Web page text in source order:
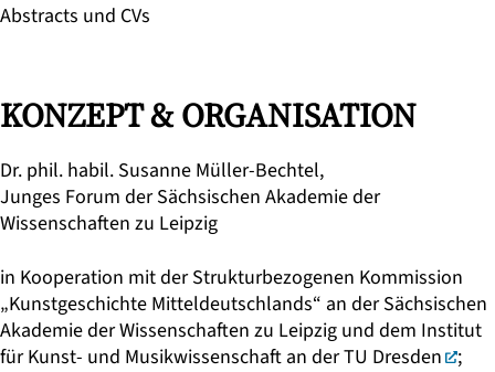
Abstracts und CVs
KONZEPT & ORGANISATION
Dr. phil. habil. Susanne Müller-Bechtel,
Junges Forum der Sächsischen Akademie der
Wissenschaften zu Leipzig
in Kooperation mit derStrukturbezogenen Kommission
„Kunstgeschichte Mitteldeutschlands“ an der Sächsischen
Akademie der Wissenschaften zu Leipzig und dem Institut
für Kunst- und Musikwissenschaft an der TU Dresden
;